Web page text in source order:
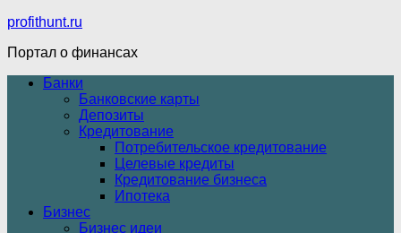
profithunt.ru
Портал о финансах
Банки
Банковские карты
Депозиты
Кредитование
Потребительское кредитование
Целевые кредиты
Кредитование бизнеса
Ипотека
Бизнес
Бизнес идеи